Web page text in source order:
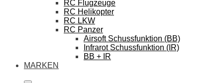
RC Flugzeuge
RC Helikopter
RC LKW
RC Panzer
Airsoft Schussfunktion (BB)
Infrarot Schussfunktion (IR)
BB + IR
MARKEN